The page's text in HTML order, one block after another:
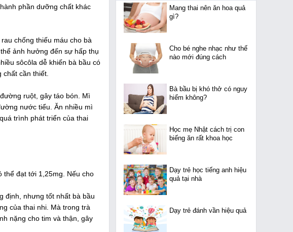
phần dưỡng chất khác
chống thiếu máu cho bà
ảnh hưởng đến sự hấp thụ
sôcôla dễ khiến bà bầu có
cần thiết.
ruột, gây táo bón. Mì
nước tiểu. Ăn nhiều mì
trình phát triển của thai
thể đạt tới 1,25mg. Nếu cho
định, nhưng tốt nhất bà bầu
của thai nhi. Mà trong trà
nặng cho tim và thận, gây
Mang thai nên ăn hoa quả
gì?
Cho bé nghe nhạc như thế
nào mới đúng cách
Bà bầu bị khó thở có nguy
hiểm không?
Học mẹ Nhật cách trị con
biếng ăn rất khoa học
Dạy trẻ học tiếng anh hiệu
quả tại nhà
Dạy trẻ đánh vần hiệu quả